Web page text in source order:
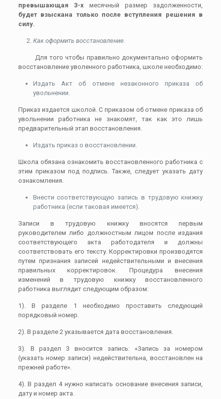
превышающая 3-хмесячный размер задолженности,
будет взыскана только после вступления решения в
силу.
Как оформить восстановление.
Для того чтобы правильно документально оформить
восстановление уволенного работника, школе необходимо:
Издать Акт об отмене незаконного приказа об
увольнении.
Приказ издается школой. С приказом об отмене приказа об
увольнении работника не знакомят, так как это лишь
предварительный этап восстановления.
Издать приказ о восстановлении.
Школа обязана ознакомить восстановленного работника с
этим приказом под подпись. Также, следует указать дату
ознакомления.
Внести соответствующую запись в трудовую книжку
работника (если таковая имеется).
Записи в трудовую книжку вносятся первым
руководителем либо должностным лицом после издания
соответствующего акта работодателя и должны
соответствовать его тексту. Корректировки производятся
путем признания записей недействительными и внесения
правильных корректировок. Процедура внесения
изменений в трудовую книжку восстановленного
работника выглядит следующим образом:
1). В разделе 1 необходимо проставить следующий
порядковый номер.
2). В разделе 2 указывается дата восстановления.
3). В раздел 3 вносится запись: «Запись за номером
(указать номер записи) недействительна, восстановлен на
прежней работе».
4). В раздел 4 нужно написать основание внесения записи,
дату и номер акта.